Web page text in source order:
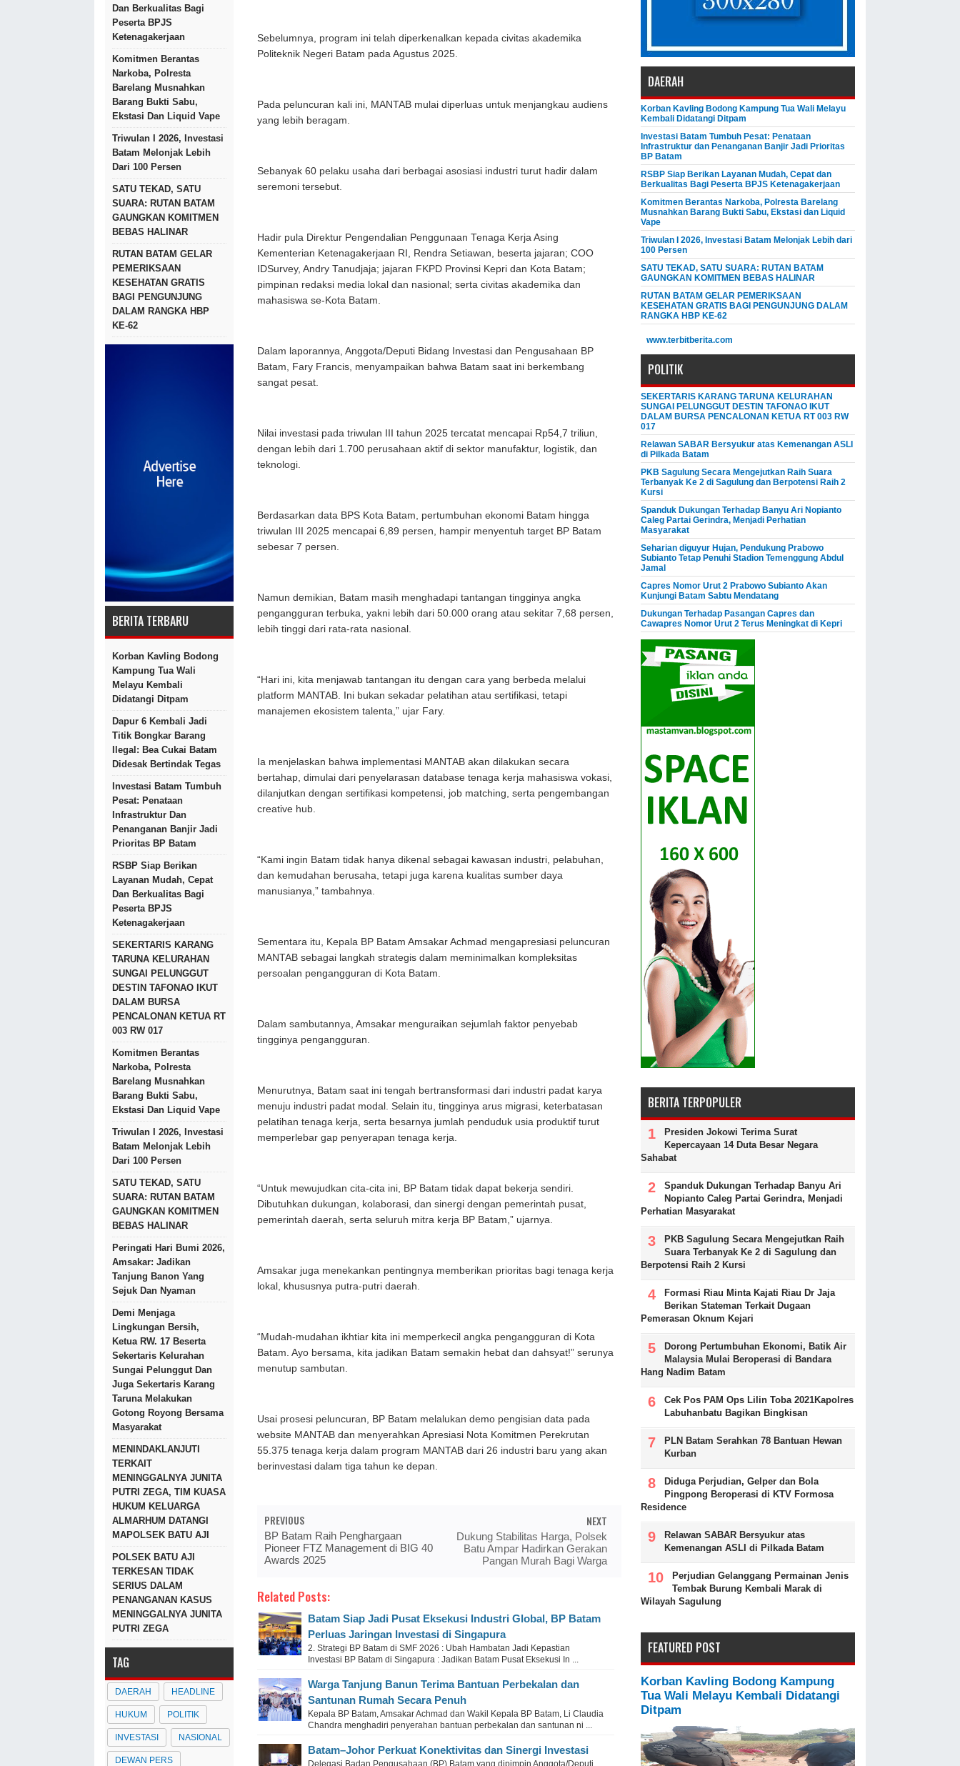
Dan Berkualitas Bagi
Peserta BPJS
Ketenagakerjaan
Komitmen Berantas
Narkoba, Polresta
Barelang Musnahkan
Barang Bukti Sabu,
Ekstasi Dan Liquid Vape
Triwulan I 2026, Investasi
Batam Melonjak Lebih
Dari 100 Persen
SATU TEKAD, SATU
SUARA: RUTAN BATAM
GAUNGKAN KOMITMEN
BEBAS HALINAR
RUTAN BATAM GELAR
PEMERIKSAAN
KESEHATAN GRATIS
BAGI PENGUNJUNG
DALAM RANGKA HBP
KE-62
BERITA TERBARU
Korban Kavling Bodong
Kampung Tua Wali
Melayu Kembali
Didatangi Ditpam
Dapur 6 Kembali Jadi
Titik Bongkar Barang
Ilegal: Bea Cukai Batam
Didesak Bertindak Tegas
Investasi Batam Tumbuh
Pesat: Penataan
Infrastruktur Dan
Penanganan Banjir Jadi
Prioritas BP Batam
RSBP Siap Berikan
Layanan Mudah, Cepat
Dan Berkualitas Bagi
Peserta BPJS
Ketenagakerjaan
SEKERTARIS KARANG
TARUNA KELURAHAN
SUNGAI PELUNGGUT
DESTIN TAFONAO IKUT
DALAM BURSA
PENCALONAN KETUA RT
003 RW 017
Komitmen Berantas
Narkoba, Polresta
Barelang Musnahkan
Barang Bukti Sabu,
Ekstasi Dan Liquid Vape
Triwulan I 2026, Investasi
Batam Melonjak Lebih
Dari 100 Persen
SATU TEKAD, SATU
SUARA: RUTAN BATAM
GAUNGKAN KOMITMEN
BEBAS HALINAR
Peringati Hari Bumi 2026,
Amsakar: Jadikan
Tanjung Banon Yang
Sejuk Dan Nyaman
Demi Menjaga
Lingkungan Bersih,
Ketua RW. 17 Beserta
Sekertaris Kelurahan
Sungai Pelunggut Dan
Juga Sekertaris Karang
Taruna Melakukan
Gotong Royong Bersama
Masyarakat
MENINDAKLANJUTI
TERKAIT
MENINGGALNYA JUNITA
PUTRI ZEGA, TIM KUASA
HUKUM KELUARGA
ALMARHUM DATANGI
MAPOLSEK BATU AJI
POLSEK BATU AJI
TERKESAN TIDAK
SERIUS DALAM
PENANGANAN KASUS
MENINGGALNYA JUNITA
PUTRI ZEGA
TAG
DAERAH HEADLINE
HUKUM POLITIK
INVESTASI NASIONAL
DEWAN PERS
Sebelumnya, program ini telah diperkenalkan kepada civitas akademika
Politeknik Negeri Batam pada Agustus 2025.
Pada peluncuran kali ini, MANTAB mulai diperluas untuk menjangkau audiens
yang lebih beragam.
Sebanyak 60 pelaku usaha dari berbagai asosiasi industri turut hadir dalam
seremoni tersebut.
Hadir pula Direktur Pengendalian Penggunaan Tenaga Kerja Asing
Kementerian Ketenagakerjaan RI, Rendra Setiawan, beserta jajaran; COO
IDSurvey, Andry Tanudjaja; jajaran FKPD Provinsi Kepri dan Kota Batam;
pimpinan redaksi media lokal dan nasional; serta civitas akademika dan
mahasiswa se-Kota Batam.
Dalam laporannya, Anggota/Deputi Bidang Investasi dan Pengusahaan BP
Batam, Fary Francis, menyampaikan bahwa Batam saat ini berkembang
sangat pesat.
Nilai investasi pada triwulan III tahun 2025 tercatat mencapai Rp54,7 triliun,
dengan lebih dari 1.700 perusahaan aktif di sektor manufaktur, logistik, dan
teknologi.
Berdasarkan data BPS Kota Batam, pertumbuhan ekonomi Batam hingga
triwulan III 2025 mencapai 6,89 persen, hampir menyentuh target BP Batam
sebesar 7 persen.
Namun demikian, Batam masih menghadapi tantangan tingginya angka
pengangguran terbuka, yakni lebih dari 50.000 orang atau sekitar 7,68 persen,
lebih tinggi dari rata-rata nasional.
“Hari ini, kita menjawab tantangan itu dengan cara yang berbeda melalui
platform MANTAB. Ini bukan sekadar pelatihan atau sertifikasi, tetapi
manajemen ekosistem talenta,” ujar Fary.
Ia menjelaskan bahwa implementasi MANTAB akan dilakukan secara
bertahap, dimulai dari penyelarasan database tenaga kerja mahasiswa vokasi,
dilanjutkan dengan sertifikasi kompetensi, job matching, serta pengembangan
creative hub.
“Kami ingin Batam tidak hanya dikenal sebagai kawasan industri, pelabuhan,
dan kemudahan berusaha, tetapi juga karena kualitas sumber daya
manusianya,” tambahnya.
Sementara itu, Kepala BP Batam Amsakar Achmad mengapresiasi peluncuran
MANTAB sebagai langkah strategis dalam meminimalkan kompleksitas
persoalan pengangguran di Kota Batam.
Dalam sambutannya, Amsakar menguraikan sejumlah faktor penyebab
tingginya pengangguran.
Menurutnya, Batam saat ini tengah bertransformasi dari industri padat karya
menuju industri padat modal. Selain itu, tingginya arus migrasi, keterbatasan
pelatihan tenaga kerja, serta besarnya jumlah penduduk usia produktif turut
memperlebar gap penyerapan tenaga kerja.
“Untuk mewujudkan cita-cita ini, BP Batam tidak dapat bekerja sendiri.
Dibutuhkan dukungan, kolaborasi, dan sinergi dengan pemerintah pusat,
pemerintah daerah, serta seluruh mitra kerja BP Batam,” ujarnya.
Amsakar juga menekankan pentingnya memberikan prioritas bagi tenaga kerja
lokal, khususnya putra-putri daerah.
“Mudah-mudahan ikhtiar kita ini memperkecil angka pengangguran di Kota
Batam. Ayo bersama, kita jadikan Batam semakin hebat dan dahsyat!” serunya
menutup sambutan.
Usai prosesi peluncuran, BP Batam melalukan demo pengisian data pada
website MANTAB dan menyerahkan Apresiasi Nota Komitmen Perekrutan
55.375 tenaga kerja dalam program MANTAB dari 26 industri baru yang akan
berinvestasi dalam tiga tahun ke depan.
PREVIOUS
BP Batam Raih Penghargaan
Pioneer FTZ Management di BIG 40
Awards 2025
NEXT
Dukung Stabilitas Harga, Polsek
Batu Ampar Hadirkan Gerakan
Pangan Murah Bagi Warga
Related Posts:
Batam Siap Jadi Pusat Eksekusi Industri Global, BP Batam
Perluas Jaringan Investasi di Singapura
2. Strategi BP Batam di SMF 2026 : Ubah Hambatan Jadi Kepastian
Investasi BP Batam di Singapura : Jadikan Batam Pusat Eksekusi In ...
Warga Tanjung Banun Terima Bantuan Perbekalan dan
Santunan Rumah Secara Penuh
Kepala BP Batam, Amsakar Achmad dan Wakil Kepala BP Batam, Li Claudia
Chandra menghadiri penyerahan bantuan perbekalan dan santunan ni ...
Batam–Johor Perkuat Konektivitas dan Sinergi Investasi
Delegasi Badan Pengusahaan (BP) Batam yang dipimpin Anggota/Deputi
DAERAH
Korban Kavling Bodong Kampung Tua Wali Melayu
Kembali Didatangi Ditpam
Investasi Batam Tumbuh Pesat: Penataan
Infrastruktur dan Penanganan Banjir Jadi Prioritas
BP Batam
RSBP Siap Berikan Layanan Mudah, Cepat dan
Berkualitas Bagi Peserta BPJS Ketenagakerjaan
Komitmen Berantas Narkoba, Polresta Barelang
Musnahkan Barang Bukti Sabu, Ekstasi dan Liquid
Vape
Triwulan I 2026, Investasi Batam Melonjak Lebih dari
100 Persen
SATU TEKAD, SATU SUARA: RUTAN BATAM
GAUNGKAN KOMITMEN BEBAS HALINAR
RUTAN BATAM GELAR PEMERIKSAAN
KESEHATAN GRATIS BAGI PENGUNJUNG DALAM
RANGKA HBP KE-62
www.terbitberita.com
POLITIK
SEKERTARIS KARANG TARUNA KELURAHAN
SUNGAI PELUNGGUT DESTIN TAFONAO IKUT
DALAM BURSA PENCALONAN KETUA RT 003 RW
017
Relawan SABAR Bersyukur atas Kemenangan ASLI
di Pilkada Batam
PKB Sagulung Secara Mengejutkan Raih Suara
Terbanyak Ke 2 di Sagulung dan Berpotensi Raih 2
Kursi
Spanduk Dukungan Terhadap Banyu Ari Nopianto
Caleg Partai Gerindra, Menjadi Perhatian
Masyarakat
Seharian diguyur Hujan, Pendukung Prabowo
Subianto Tetap Penuhi Stadion Temenggung Abdul
Jamal
Capres Nomor Urut 2 Prabowo Subianto Akan
Kunjungi Batam Sabtu Mendatang
Dukungan Terhadap Pasangan Capres dan
Cawapres Nomor Urut 2 Terus Meningkat di Kepri
BERITA TERPOPULER
Presiden Jokowi Terima Surat
Kepercayaan 14 Duta Besar Negara
Sahabat
Spanduk Dukungan Terhadap Banyu Ari
Nopianto Caleg Partai Gerindra, Menjadi
Perhatian Masyarakat
PKB Sagulung Secara Mengejutkan Raih
Suara Terbanyak Ke 2 di Sagulung dan
Berpotensi Raih 2 Kursi
Formasi Riau Minta Kajati Riau Dr Jaja
Berikan Stateman Terkait Dugaan
Pemerasan Oknum Kejari
Dorong Pertumbuhan Ekonomi, Batik Air
Malaysia Mulai Beroperasi di Bandara
Hang Nadim Batam
Cek Pos PAM Ops Lilin Toba 2021Kapolres
Labuhanbatu Bagikan Bingkisan
PLN Batam Serahkan 78 Bantuan Hewan
Kurban
Diduga Perjudian, Gelper dan Bola
Pingpong Beroperasi di KTV Formosa
Residence
Relawan SABAR Bersyukur atas
Kemenangan ASLI di Pilkada Batam
Perjudian Gelanggang Permainan Jenis
Tembak Burung Kembali Marak di
Wilayah Sagulung
FEATURED POST
Korban Kavling Bodong Kampung
Tua Wali Melayu Kembali Didatangi
Ditpam